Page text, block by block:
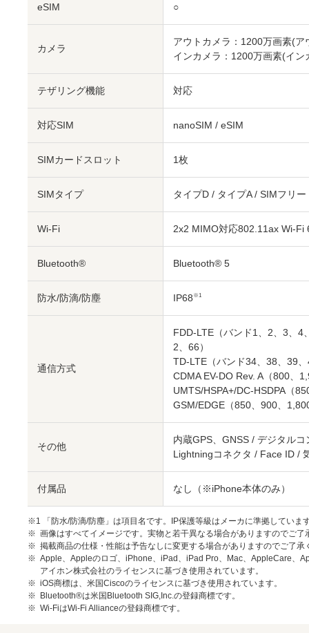
eSIM ○
カメラ
アウトカメラ：1200万画素(ア
インカメラ：1200万画素(イン
テザリング機能 対応
対応SIM nanoSIM / eSIM
SIMカードスロット 1枚
SIMタイプ タイプD / タイプA / SIMフリー
Wi-Fi 2x2 MIMO対応802.11ax Wi-Fi
Bluetooth® Bluetooth® 5
防水/防滴/防塵 IP68 ※1
通信方式
FDD-LTE（バンド1、2、3、
2、66）
TD-LTE（バンド34、38、39
CDMA EV-DO Rev. A（800、
UMTS/HSPA+/DC-HSDPA（
GSM/EDGE（850、900、
その他
内蔵GPS、GNSS / デジタル
Lightningコネクタ / Face ID /
付属品 なし（※iPhone本体のみ）
※1 「防水/防滴/防塵」は項目名です。IP保護等級はメーカに準拠していま
画像はすべてイメージです。実物と若干異なる場合がありますのでご了
掲載商品の仕様・性能は予告なしに変更する場合がありますのでご了承
Apple、Appleのロゴ、iPhone、iPad、iPad Pro、Mac、AppleCare、
アイホン株式会社のライセンスに基づき使用されています。
iOS商標は、米国Ciscoのライセンスに基づき使用されています。
Bluetooth®は米国Bluetooth SIG,Inc.の登録商標です。
Wi-FiはWi-Fi Allianceの登録商標です。